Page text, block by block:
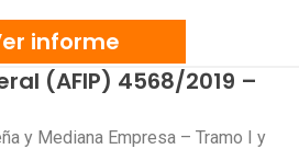
informe
(AFIP) 4568/2019 –
y Mediana Empresa – Tramo I y